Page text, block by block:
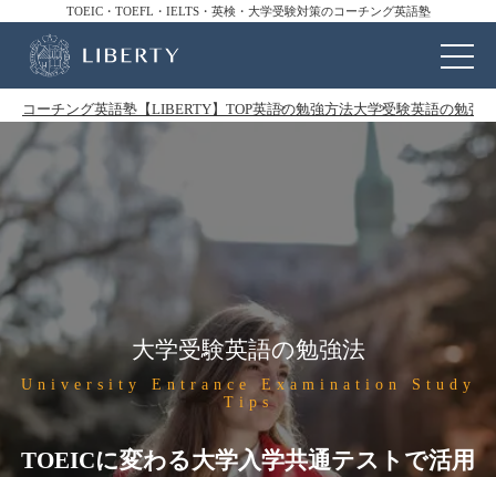
TOEIC・TOEFL・IELTS・英検・大学受験対策のコーチング英語塾
コーチング英語塾【LIBERTY】TOP英語の勉強方法大学受験英語の勉強法
大学受験英語の勉強法
University Entrance Examination Study
Tips
TOEICに変わる大学入学共通テストで活用